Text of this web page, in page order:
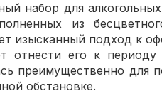
набор для
из
изысканный подход к
отнести его к периоду
преимущественно для
обстановке.